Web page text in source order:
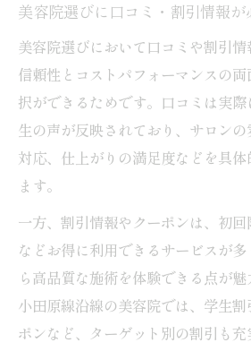
美容院選びに口コミ・割引情報
美容院選びにおいて口コミや割引情
信頼性とコストパフォーマンスの
択ができるためです。口コミは実
生の声が反映されており、サロン
対応、仕上がりの満足度などを具
ます。
一方、割引情報やクーポンは、初
などお得に利用できるサービスが
ら高品質な施術を体験できる点が
小田原線沿線の美容院では、学生
ポンなど、ターゲット別の割引も充